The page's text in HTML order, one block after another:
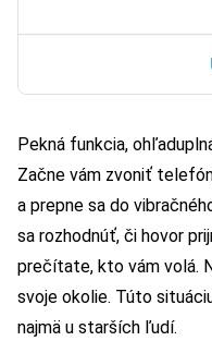
Pekná funkcia,
Začne vám zvoniť
a prepne sa do
sa rozhodnúť, či hovor
prečítate, kto vám volá.
svoje okolie. Túto
najmä u starších ľudí.